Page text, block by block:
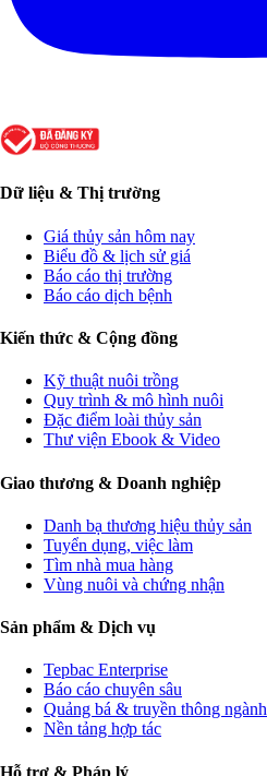
Dữ liệu & Thị trường
Giá thủy sản hôm nay
Biểu đồ & lịch sử giá
Báo cáo thị trường
Báo cáo dịch bệnh
Kiến thức & Cộng đồng
Kỹ thuật nuôi trồng
Quy trình & mô hình nuôi
Đặc điểm loài thủy sản
Thư viện Ebook & Video
Giao thương & Doanh nghiệp
Danh bạ thương hiệu thủy sản
Tuyển dụng, việc làm
Tìm nhà mua hàng
Vùng nuôi và chứng nhận
Sản phẩm & Dịch vụ
Tepbac Enterprise
Báo cáo chuyên sâu
Quảng bá & truyền thông ngành
Nền tảng hợp tác
Hỗ trợ & Pháp lý